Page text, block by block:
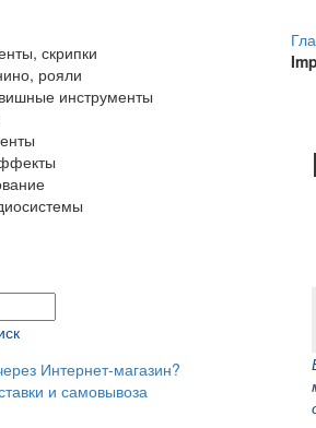
скрипки
рояли
инструменты
Интернет-магазин?
и самовывоза